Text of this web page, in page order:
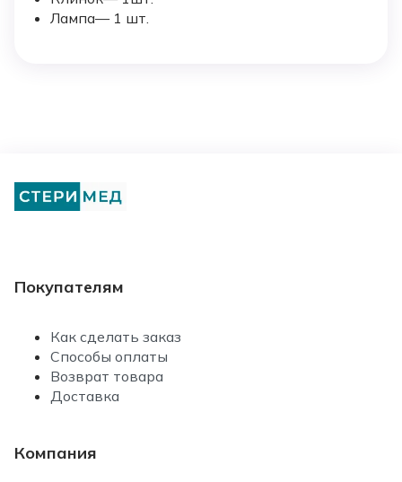
Лампа— 1 шт.
Покупателям
Как сделать заказ
Способы оплаты
Возврат товара
Доставка
Компания